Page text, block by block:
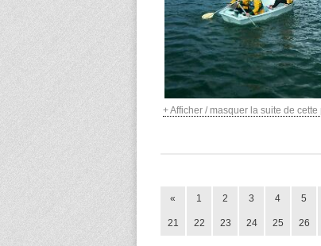
+ Afficher / masquer la suite de
« 1 2 3 4 5
21 22 23 24 25 26